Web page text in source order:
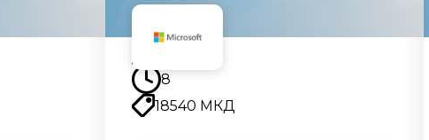
8
18540 МКД